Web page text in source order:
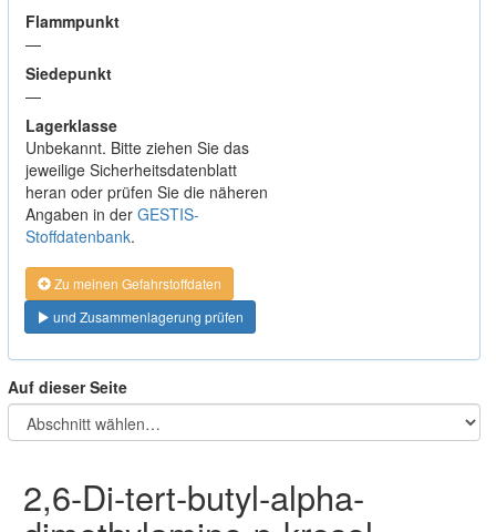
Flammpunkt
—
Siedepunkt
—
Lagerklasse
Unbekannt. Bitte ziehen Sie das
jeweilige Sicherheitsdatenblatt
heran oder prüfen Sie die näheren
Angaben in der GESTIS-
Stoffdatenbank.
Zu meinen Gefahrstoffdaten
und Zusammenlagerung prüfen
Auf dieser Seite
2,6-Di-tert-butyl-alpha-